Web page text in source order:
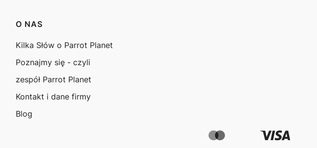
O NAS
Kilka Słów o Parrot Planet
Poznajmy się - czyli
zespół Parrot Planet
Kontakt i dane firmy
Blog